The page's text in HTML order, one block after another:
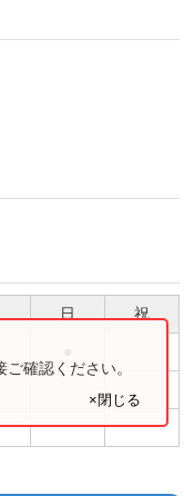
日 祝
確認ください。
×閉じる